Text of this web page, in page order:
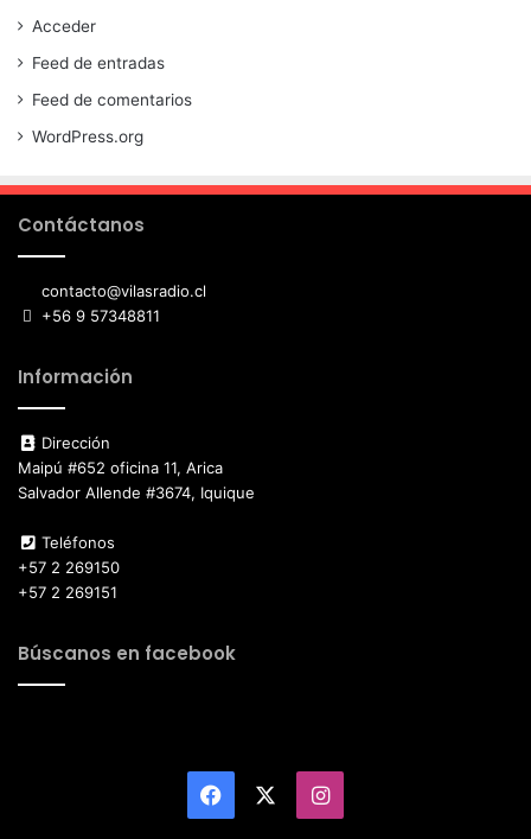
Acceder
Feed de entradas
Feed de comentarios
WordPress.org
Contáctanos
contacto@vilasradio.cl
+56 9 57348811
Información
Dirección
Maipú #652 oficina 11, Arica
Salvador Allende #3674, Iquique
Teléfonos
+57 2 269150
+57 2 269151
Búscanos en facebook
Facebook Instagram